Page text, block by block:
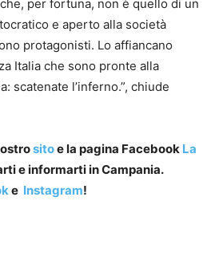
per fortuna, non è quello di un
e aperto alla società
protagonisti. Lo affiancano
Italia che sono pronte alla
scatenate l’inferno.”, chiude
sitoe la pagina Facebook La
e informarti in Campania.
e Instagram!